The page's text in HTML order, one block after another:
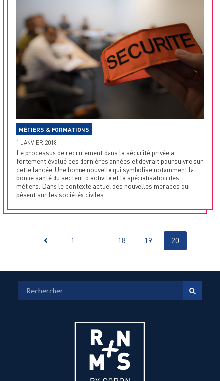
MÉTIERS & FORMATIONS
1 JANVIER 2018
Le processus de recrutement dans la sécurité privée a
fortement évolué ces dernières années et devrait poursuivre sur
cette lancée. Une bonne nouvelle qui symbolise notamment la
bonne santé du secteur d’activité et la spécialisation des
métiers. Dans le contexte actuel des nouvelles menaces qui
pèsent sur les sociétés civiles...
1 18 19 20